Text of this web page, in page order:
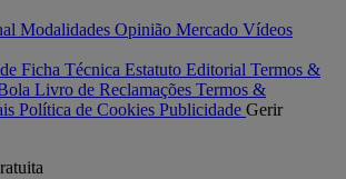
Modalidades Opinião Mercado Vídeos
Ficha Técnica Estatuto Editorial Termos &
Livro de Reclamações Termos &
Política de Cookies Publicidade Gerir